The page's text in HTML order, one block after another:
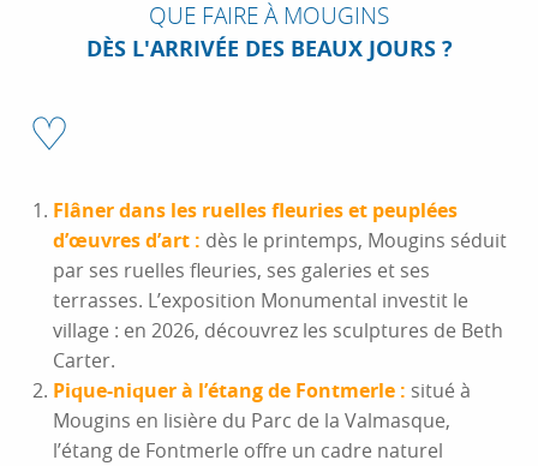
QUE FAIRE À MOUGINS
DÈS L'ARRIVÉE DES BEAUX JOURS ?
♡
Flâner dans les ruelles fleuries et peuplées
d’œuvres d’art : dès le printemps, Mougins séduit
par ses ruelles fleuries, ses galeries et ses
terrasses. L’exposition Monumental investit le
village : en 2026, découvrez les sculptures de Beth
Carter.
Pique-niquer à l’étang de Fontmerle : situé à
Mougins en lisière du Parc de la Valmasque,
l’étang de Fontmerle offre un cadre naturel